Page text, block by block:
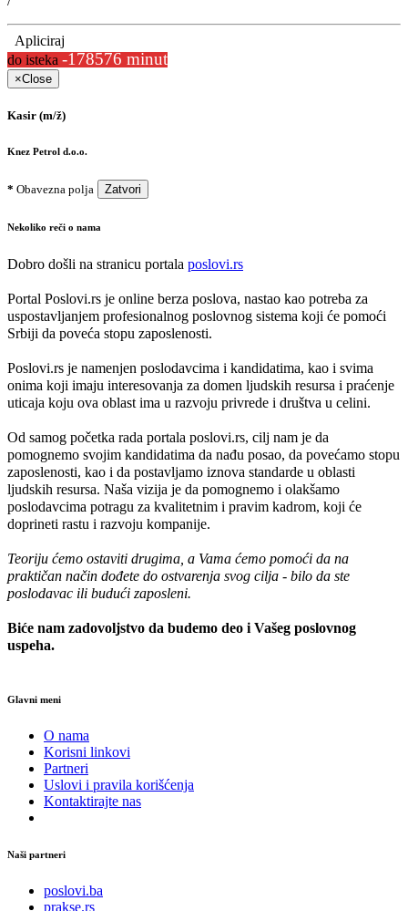
Apliciraj
do isteka -178576 minut
×Close
Kasir (m/ž)
Knez Petrol d.o.o.
* Obavezna polja Zatvori
Nekoliko reči o nama
Dobro došli na stranicu portala poslovi.rs
Portal Poslovi.rs je online berza poslova, nastao kao potreba za
uspostavljanjem profesionalnog poslovnog sistema koji će pomoći
Srbiji da poveća stopu zaposlenosti.
Poslovi.rs je namenjen poslodavcima i kandidatima, kao i svima
onima koji imaju interesovanja za domen ljudskih resursa i praćenje
uticaja koju ova oblast ima u razvoju privrede i društva u celini.
Od samog početka rada portala poslovi.rs, cilj nam je da
pomognemo svojim kandidatima da nađu posao, da povećamo stopu
zaposlenosti, kao i da postavljamo iznova standarde u oblasti
ljudskih resursa. Naša vizija je da pomognemo i olakšamo
poslodavcima potragu za kvalitetnim i pravim kadrom, koji će
doprineti rastu i razvoju kompanije.
Teoriju ćemo ostaviti drugima, a Vama ćemo pomoći da na
praktičan način dođete do ostvarenja svog cilja - bilo da ste
poslodavac ili budući zaposleni.
Biće nam zadovoljstvo da budemo deo i Vašeg poslovnog
uspeha.
Glavni meni
O nama
Korisni linkovi
Partneri
Uslovi i pravila korišćenja
Kontaktirajte nas
Naši partneri
poslovi.ba
prakse.rs